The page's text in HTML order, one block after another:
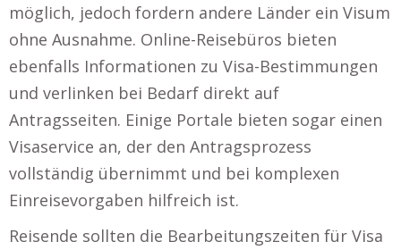
möglich, jedoch fordern andere Länder ein Visum
ohne Ausnahme. Online-Reisebüros bieten
ebenfalls Informationen zu Visa-Bestimmungen
und verlinken bei Bedarf direkt auf
Antragsseiten. Einige Portale bieten sogar einen
Visaservice an, der den Antragsprozess
vollständig übernimmt und bei komplexen
Einreisevorgaben hilfreich ist.
Reisende sollten die Bearbeitungszeiten für Visa